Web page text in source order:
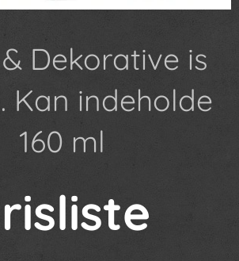
Dekorative is
Kan indeholde
160 ml